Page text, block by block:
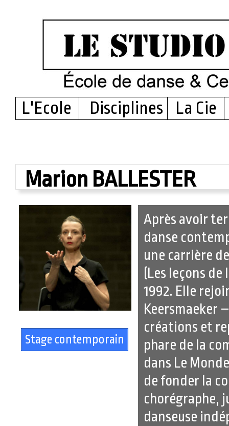
Stage contemporain
Marion BALLESTER
Après avoir
danse
une carrière
(Les leçons de
1992. Elle
Keersmaeker
créations et
phare de la
dans Le
de fonder la
chorégraphe,
danseuse
L'Ecole Disciplines La Cie